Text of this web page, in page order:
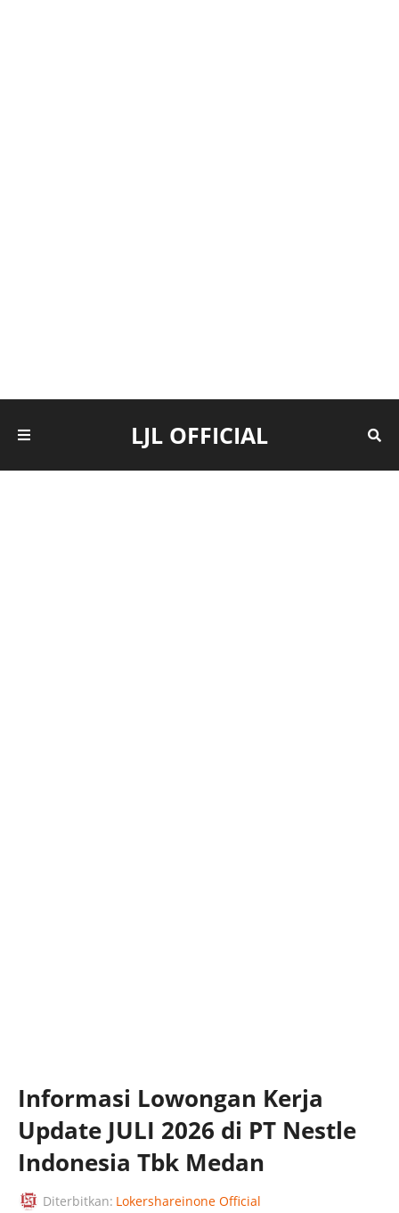
LJL OFFICIAL
Informasi Lowongan Kerja
Update JULI 2026 di PT Nestle
Indonesia Tbk Medan
Diterbitkan: Lokershareinone Official